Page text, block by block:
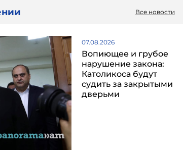
Все новости
07.08.2026
Вопиющее и грубое
нарушение закона:
Католикоса будут
судить за закрытыми
дверьми